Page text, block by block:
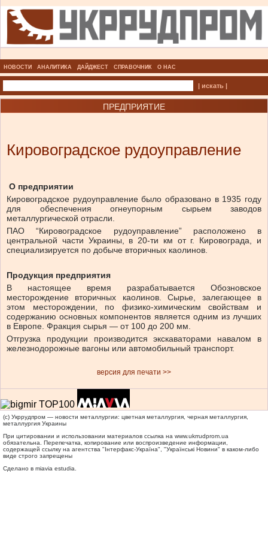
НОВОСТИ АНАЛИТИКА ДАЙДЖЕСТ СПРАВОЧНИК О НАС
| искать |
ПРЕДПРИЯТИЕ
Кировоградское рудоуправление
О предприятии
Кировоградское рудоуправление было образовано в 1935 году
для обеспечения огнеупорным сырьем заводов
металлургической отрасли.
ПАО “Кировоградское рудоуправление” расположено в
центральной части Украины, в 20-ти км от г. Кировограда, и
специализируется по добыче вторичных каолинов.
Продукция предприятия
В настоящее время разрабатывается Обозновское
месторождение вторичных каолинов. Сырье, залегающее в
этом месторождении, по физико-химическим свойствам и
содержанию основных компонентов является одним из лучших
в Европе. Фракция сырья — от 100 до 200 мм.
Отгрузка продукции производится экскаваторами навалом в
железнодорожные вагоны или автомобильный транспорт.
версия для печати >>
(c) Укррудпром — новости металлургии: цветная металлургия, черная металлургия,
металлургия Украины
При цитировании и использовании материалов ссылка на www.ukrrudprom.ua
обязательна. Перепечатка, копирование или воспроизведение информации,
содержащей ссылку на агентства "Iнтерфакс-Україна", "Українськi Новини" в каком-либо
виде строго запрещены
Сделано в miavia estudia.